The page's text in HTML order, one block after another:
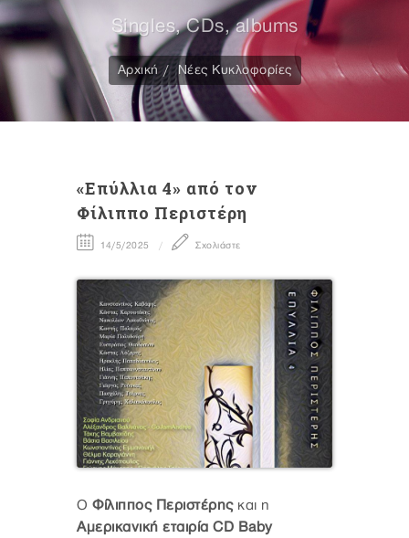
Singles, CDs, albums
Αρχική Νέες Κυκλοφορίες
«Επύλλια 4» από τον
Φίλιππο Περιστέρη
14/5/2025 Σχολιάστε
Ο Φίλιππος Περιστέρης και η
Αμερικανική εταιρία CD Baby